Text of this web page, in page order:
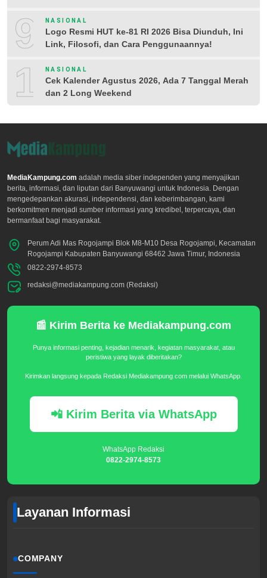
9
NASIONAL
Logo Resmi HUT ke-81 RI 2026 Bisa Diunduh, Ini
Link, Filosofi, dan Cara Penggunaannya!
10NASIONAL
Cek Kalender Agustus 2026, Ada 7 Tanggal Merah
dan 2 Long Weekend
MediaKampung.com adalah media siber independen yang menyajikan
berita, informasi, dan liputan dari Banyuwangi untuk Indonesia. Dengan
mengedepankan akurasi, independensi, dan keberimbangan, kami
berkomitmen menjadi sumber informasi yang kredibel, terpercaya, dan
bermanfaat bagi masyarakat.
Perum Adi Mas Rogojampi Blok M8-M10 Desa Rogojampi, Kecamatan
Rogojampi Kabupaten Banyuwangi 68462 Jawa Timur, Indonesia
0822-2974-8573
redaksi@mediakampung.com (Redaksi)
📰 Kirim Berita ke Mediakampung.com
Punya informasi penting, kejadian menarik, kegiatan masyarakat, atau
peristiwa yang layak diberitakan?
Kirimkan langsung kepada Redaksi Mediakampung.com melalui WhatsApp.
📲 Kirim Berita via WhatsApp
WhatsApp Redaksi
0822-2974-8573
Layanan Informasi
COMPANY